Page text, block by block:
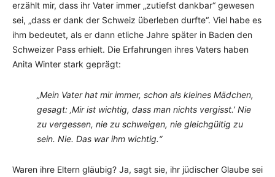
erzählt mir, dass ihr Vater immer „zutiefst dankbar“ gewesen
sei, „dass er dank der Schweiz überleben durfte“. Viel habe es
ihm bedeutet, als er dann etliche Jahre später in Baden den
Schweizer Pass erhielt. Die Erfahrungen ihres Vaters haben
Anita Winter stark geprägt:
„Mein Vater hat mir immer, schon als kleines Mädchen,
gesagt: ‚Mir ist wichtig, dass man nichts vergisst.’ Nie
zu vergessen, nie zu schweigen, nie gleichgültig zu
sein. Nie. Das war ihm wichtig.“
Waren ihre Eltern gläubig? Ja, sagt sie, ihr jüdischer Glaube sei